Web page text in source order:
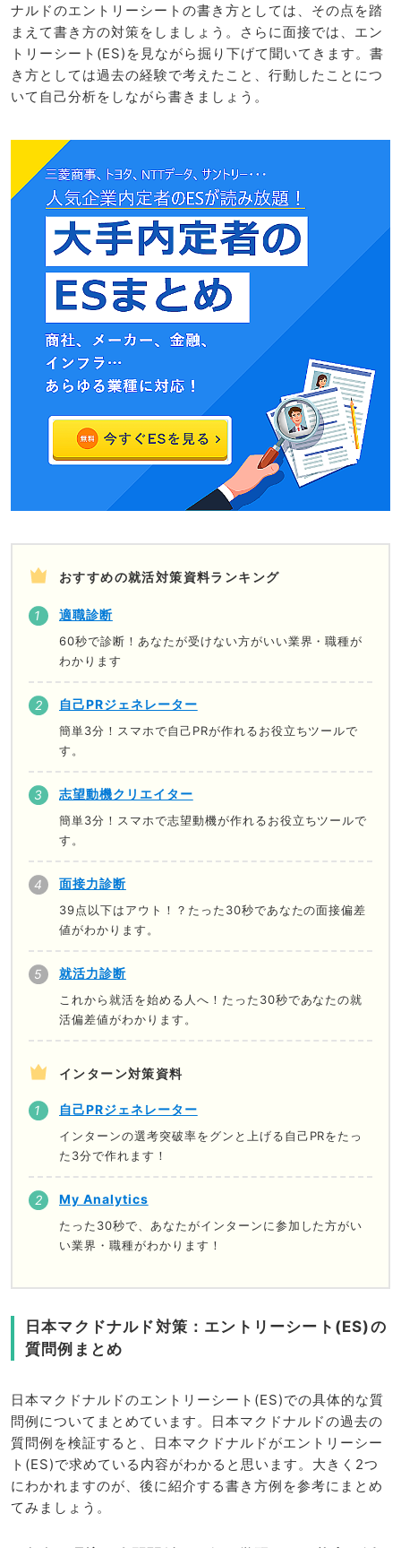
ナルドのエントリーシートの書き方としては、その点を踏
まえて書き方の対策をしましょう。さらに面接では、エン
トリーシート(ES)を見ながら掘り下げて聞いてきます。書
き方としては過去の経験で考えたこと、行動したことにつ
いて自己分析をしながら書きましょう。
おすすめの就活対策資料ランキング
適職診断
60秒で診断！あなたが受けない方がいい業界・職種が
わかります
自己PRジェネレーター
簡単3分！スマホで自己PRが作れるお役立ちツールで
す。
志望動機クリエイター
簡単3分！スマホで志望動機が作れるお役立ちツールで
す。
面接力診断
39点以下はアウト！？たった30秒であなたの面接偏差
値がわかります。
就活力診断
これから就活を始める人へ！たった30秒であなたの就
活偏差値がわかります。
インターン対策資料
自己PRジェネレーター
インターンの選考突破率をグンと上げる自己PRをたっ
た3分で作れます！
My Analytics
たった30秒で、あなたがインターンに参加した方がい
い業界・職種がわかります！
日本マクドナルド対策：エントリーシート(ES)の
質問例まとめ
日本マクドナルドのエントリーシート(ES)での具体的な質
問例についてまとめています。日本マクドナルドの過去の
質問例を検証すると、日本マクドナルドがエントリーシー
ト(ES)で求めている内容がわかると思います。大きく2つ
にわかれますのが、後に紹介する書き方例を参考にまとめ
てみましょう。